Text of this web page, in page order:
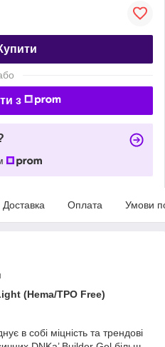
з
Доставка Оплата Умови
(Hema/TPO Free)
в собі міцність та трендові